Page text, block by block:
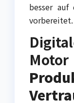
besser auf
vorbereitet.